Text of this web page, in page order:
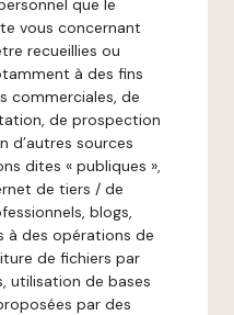
que le
vous concernant
recueillies ou
à des fins
commerciales, de
de prospection
d’autres sources
dites « publiques »,
de tiers / de
blogs,
à des opérations de
de fichiers par
utilisation de bases
par des